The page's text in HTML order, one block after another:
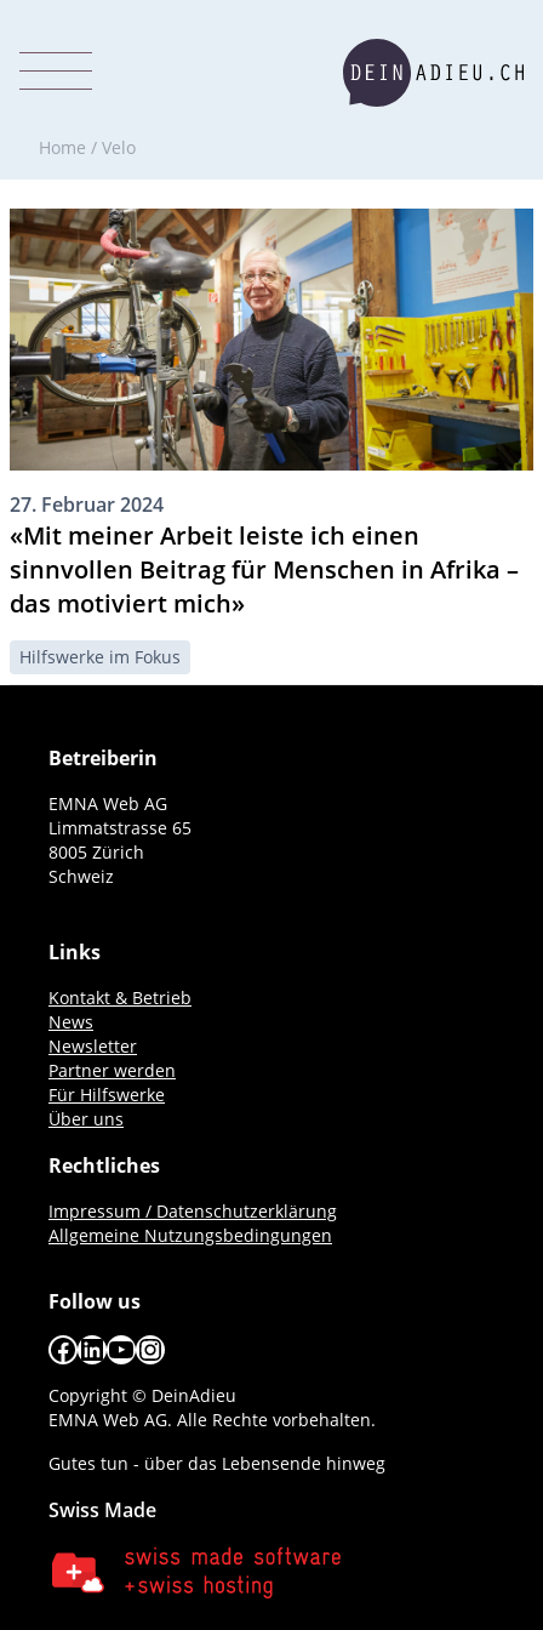
Home / Velo
27. Februar 2024
«Mit meiner Arbeit leiste ich einen
sinnvollen Beitrag für Menschen in Afrika –
das motiviert mich»
Hilfswerke im Fokus
Betreiberin
EMNA Web AG
Limmatstrasse 65
8005 Zürich
Schweiz
Links
Kontakt & Betrieb
News
Newsletter
Partner werden
Für Hilfswerke
Über uns
Rechtliches
Impressum / Datenschutzerklärung
Allgemeine Nutzungsbedingungen
Follow us
Facebook
LinkedIn
YouTube
Instagram
Copyright © DeinAdieu
EMNA Web AG. Alle Rechte vorbehalten.
Gutes tun - über das Lebensende hinweg
Swiss Made